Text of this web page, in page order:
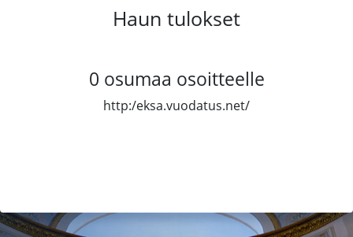
Haun tulokset
0 osumaa osoitteelle
http:/eksa.vuodatus.net/